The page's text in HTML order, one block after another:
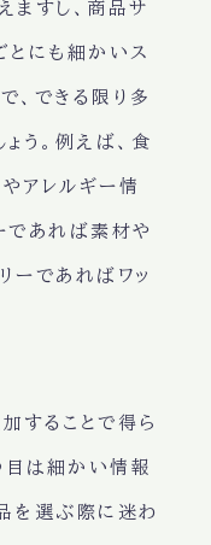
ますし、商品サ
とにも細かいス
、できる限り多
う。例えば、食
アレルギー情
であれば素材や
ーであればワッ
することで得ら
目は細かい情報
を選ぶ際に迷わ